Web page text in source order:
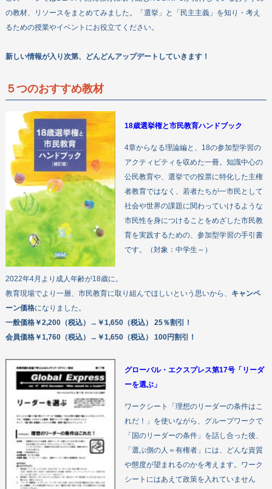
の教材、リソースをまとめてみました。「選挙」と「民主主義」を知り・考え
るための授業やイベントにお役立てください。
新しい情報が入り次第、どんどんアップデートしていきます！
５つのおすすめ教材
18歳選挙権と市民教育ハンドブック
4章からなる理論編と、18の参加型学習の
アクティビティを収めた一冊。知識中心の
公民教育や、選挙での投票に特化した主権
者教育ではなく、若者たちが一市民として
社会や世界の課題に関わっていけるような
市民性を身につけることをめざした市民教
育を実践するための、参加型学習の手引書
です。（対象：中学生～）
2022年4月より成人年齢が18歳に。
教育現場でより一層、市民教育に取り組んでほしいという思いから、 キャンペ
ーン価格になりました。
一般価格￥2,200（税込）→￥1,650（税込） 25％割引！
会員価格￥1,760（税込）→￥1,650（税込） 100円割引！
グローバル・エクスプレス第17号「リーダ
ーを選ぶ」
ワークシート「理想のリーダーの条件はこ
れだ！」を使いながら、グループワークで
「国のリーダーの条件」を話し合った後、
「選ぶ側の人＝有権者」には、どんな資質
や態度が望まれるのかを考えます。ワーク
シートにはあえて政策を入れていません